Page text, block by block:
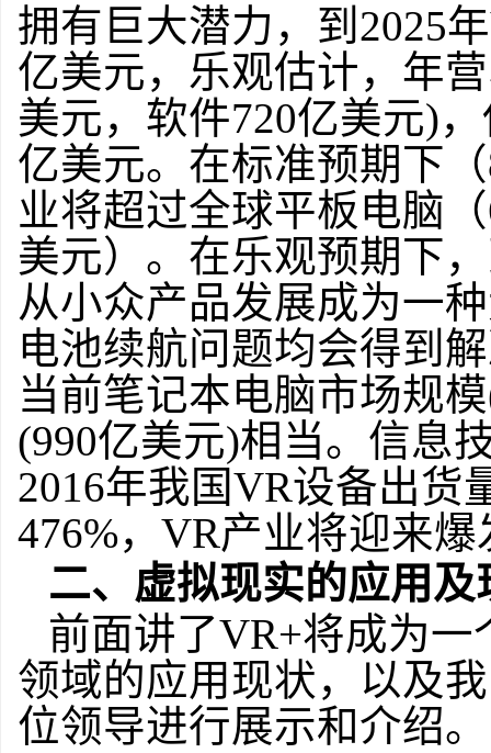
拥有巨大潜力，到2025
亿美元，乐观估计，年
美元，软件720亿美元)
亿美元。在标准预期下
业将超过全球平板电脑
美元）。在乐观预期下
从小众产品发展成为一
电池续航问题均会得到
当前笔记本电脑市场规
(990亿美元)相当。信息
2016年我国VR设备出货
476%，VR产业将迎来
二、虚拟现实的应用及
前面讲了VR+将成为
领域的应用现状，以及
位领导进行展示和介绍。